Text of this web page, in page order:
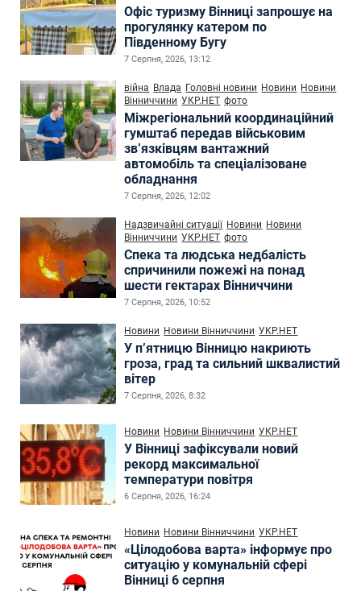
Офіс туризму Вінниці запрошує на
прогулянку катером по
Південному Бугу
7 Серпня, 2026, 13:12
війна Влада Головні новини Новини Новини
Вінниччини УКР.НЕТ фото
Міжрегіональний координаційний
гумштаб передав військовим
зв’язківцям вантажний
автомобіль та спеціалізоване
обладнання
7 Серпня, 2026, 12:02
Надзвичайні ситуації Новини Новини
Вінниччини УКР.НЕТ фото
Спека та людська недбалість
спричинили пожежі на понад
шести гектарах Вінниччини
7 Серпня, 2026, 10:52
Новини Новини Вінниччини УКР.НЕТ
У п’ятницю Вінницю накриють
гроза, град та сильний шквалистий
вітер
7 Серпня, 2026, 8:32
Новини Новини Вінниччини УКР.НЕТ
У Вінниці зафіксували новий
рекорд максимальної
температури повітря
6 Серпня, 2026, 16:24
Новини Новини Вінниччини УКР.НЕТ
«Цілодобова варта» інформує про
ситуацію у комунальній сфері
Вінниці 6 серпня